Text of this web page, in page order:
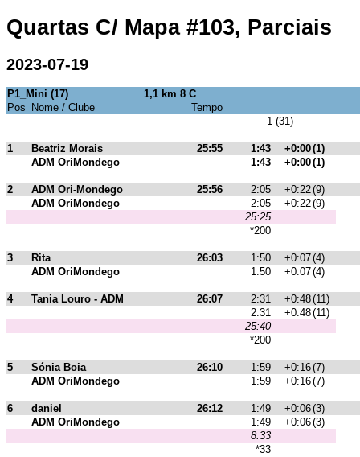
Quartas C/ Mapa #103, Parciais
2023-07-19
P1_Mini (17)
1,1 km 8 C
Pos
Nome / Clube
Tempo
1 (31)
1 Beatriz Morais 25:55 1:43 +0:00(1)
ADM OriMondego
1:43 +0:00(1)
2 ADM Ori-Mondego 25:56 2:05 +0:22(9)
ADM OriMondego
2:05 +0:22(9)
25:25
*200
3 Rita 26:03 1:50 +0:07(4)
ADM OriMondego
1:50 +0:07(4)
4 Tania Louro - ADM 26:07 2:31 +0:48(11)
2:31
+0:48(11)
25:40
*200
5 Sónia Boia 26:10 1:59 +0:16(7)
ADM OriMondego
1:59 +0:16(7)
6 daniel 26:12 1:49 +0:06(3)
ADM OriMondego
1:49 +0:06(3)
8:33
*33